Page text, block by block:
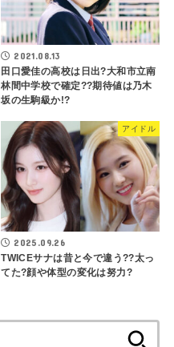
2021.08.13
田口愛佳の高校は日出?大和市立南
林間中学校で確定??期待値は乃木
坂の生駒級か!?
アイドル
2025.09.26
TWICEサナは昔と今で違う??太っ
てた?顔や体型の変化は努力?